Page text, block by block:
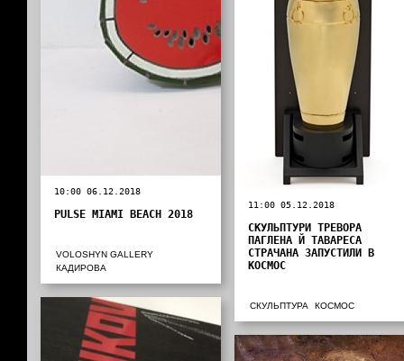
10:00 06.12.2018
PULSE MIAMI BEACH 2018
VOLOSHYN GALLERY
КАДИРОВА
11:00 05.12.2018
СКУЛЬПТУРИ ТРЕВОРА
ПАГЛЕНА Й ТАВАРЕСА
СТРАЧАНА ЗАПУСТИЛИ В
КОСМОС
СКУЛЬПТУРА КОСМОС